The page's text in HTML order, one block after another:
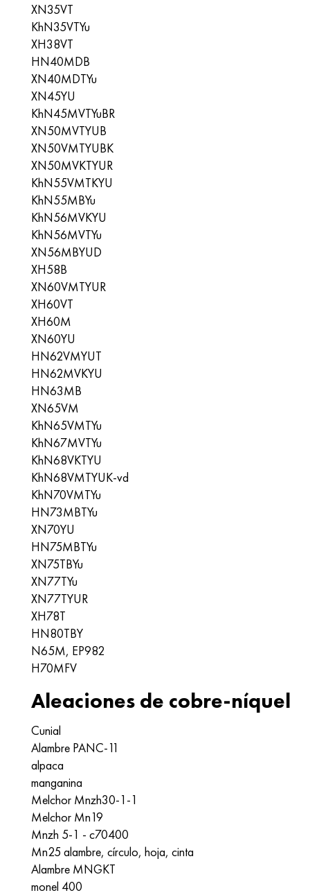
XN35VT
KhN35VTYu
ХН38VT
HN40MDB
XN40MDTYu
XN45YU
KhN45MVTYuBR
XN50MVTYUB
XN50VMTYUBK
XN50MVKTYUR
KhN55VMTKYU
KhN55MBYu
KhN56MVKYU
KhN56MVTYu
XN56MBYUD
ХН58В
XN60VMTYUR
XH60VT
XH60M
XN60YU
HN62VMYUT
HN62MVKYU
HN63MB
XN65VM
KhN65VMTYu
KhN67MVTYu
KhN68VKTYU
KhN68VMTYUK-vd
KhN70VMTYu
HN73MBTYu
XN70YU
HN75MBTYu
XN75TBYu
XN77TYu
XN77TYUR
ХН78Т
HN80TBY
N65M, EP982
H70MFV
Aleaciones de cobre-níquel
Cunial
Alambre PANC-11
alpaca
manganina
Melchor Mnzh30-1-1
Melchor Mn19
Mnzh 5-1 - c70400
Mn25 alambre, círculo, hoja, cinta
Alambre MNGKT
monel 400